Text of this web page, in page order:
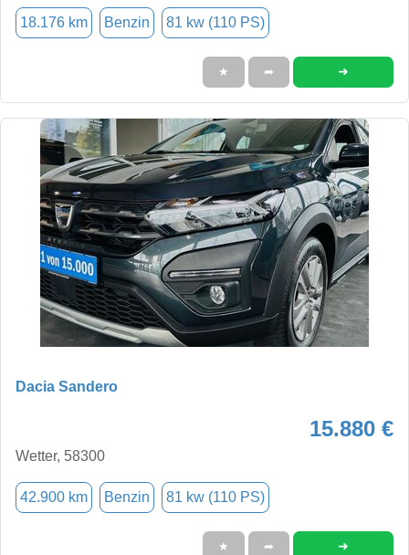
18.176 km Benzin 81 kw (110 PS)
★ ➦ ➜
Dacia Sandero
15.880 €
Wetter, 58300
42.900 km Benzin 81 kw (110 PS)
★ ➦ ➜